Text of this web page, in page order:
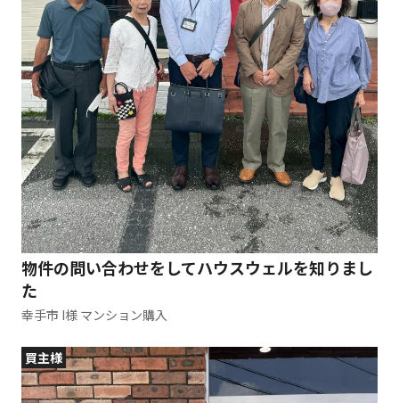
物件の問い合わせをしてハウスウェルを知りまし
た
幸手市 I様 マンション購入
買主様